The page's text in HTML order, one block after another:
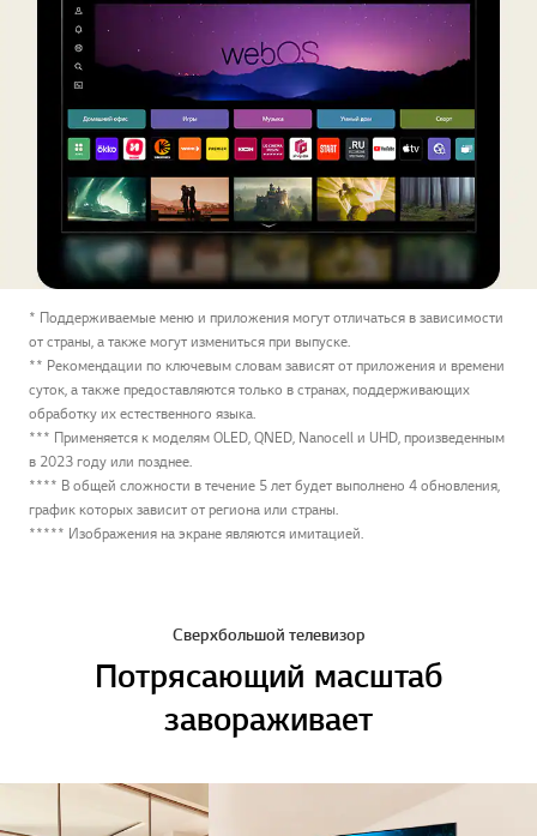
* Поддерживаемые меню и приложения могут отличаться в зависимости
от страны, а также могут измениться при выпуске.
** Рекомендации по ключевым словам зависят от приложения и времени
суток, а также предоставляются только в странах, поддерживающих
обработку их естественного языка.
*** Применяется к моделям OLED, QNED, Nanocell и UHD, произведенным
в 2023 году или позднее.
**** В общей сложности в течение 5 лет будет выполнено 4 обновления,
график которых зависит от региона или страны.
***** Изображения на экране являются имитацией.
Сверхбольшой телевизор
Потрясающий масштаб
завораживает